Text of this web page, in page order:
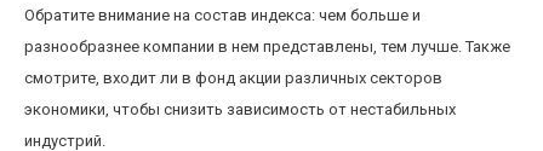
Обратите внимание на состав индекса: чем больше и
разнообразнее компании в нем представлены, тем лучше. Также
смотрите, входит ли в фонд акции различных секторов
экономики, чтобы снизить зависимость от нестабильных
индустрий.